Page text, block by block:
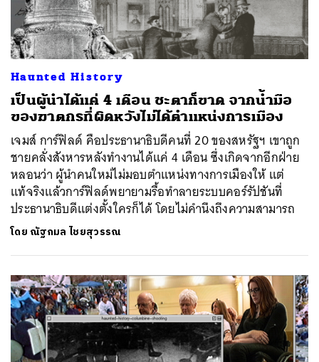
Haunted History
เป็นผู้นำได้แค่ 4 เดือน ชะตาก็ขาด จากน้ำมือ
ของฆาตกรที่ผิดหวังไม่ได้ตำแหน่งการเมือง
เจมส์ การ์ฟิลด์ คือประธานาธิบดีคนที่ 20 ของสหรัฐฯ เขาถูก
ชายคลั่งสังหารหลังทำงานได้แค่ 4 เดือน ซึ่งเกิดจากอีกฝ่าย
หลอนว่า ผู้นำคนใหม่ไม่มอบตำแหน่งทางการเมืองให้ แต่
แท้จริงแล้วการ์ฟิลด์พยายามรื้อทำลายระบบคอร์รัปชันที่
ประธานาธิบดีแต่งตั้งใครก็ได้ โดยไม่คำนึงถึงความสามารถ
โดย ณัฐกมล ไชยสุวรรณ